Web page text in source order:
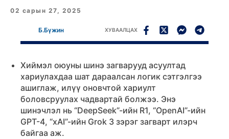
02 сарын 27, 2025
Б.Бүжин ХУВААЛЦАХ
Хиймэл оюуны шинэ загварууд асуултад
хариулахдаа шат дараалсан логик сэтгэлгээ
ашиглаж, илүү оновчтой хариулт
боловсруулах чадвартай болжээ. Энэ
шинэчлэл нь “DeepSeek”-ийн R1, “OpenAI”-ийн
GPT-4, “xAI”-ийн Grok 3 зэрэг загварт илэрч
байгаа аж.